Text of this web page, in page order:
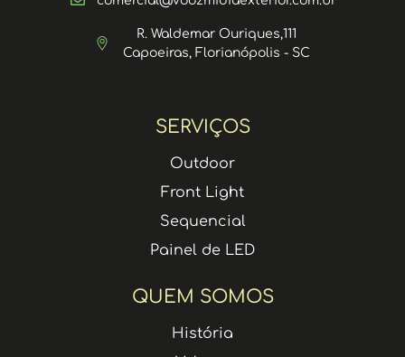
SERVIÇOS
Outdoor
Front Light
Sequencial
Painel de LED
QUEM SOMOS
História
R. Waldemar Ouriques,111
Capoeiras, Florianópolis - SC